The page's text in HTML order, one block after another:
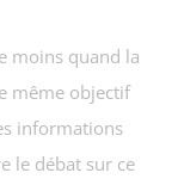
moins quand la
même objectif
informations
le débat sur ce